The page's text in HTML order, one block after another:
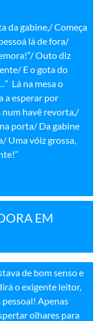
da gabine,/ Começa
lá de fora/
Outo diz
E o gota do
Lá na mesa o
a esperar por
num havê revorta,/
porta/ Da gabine
Uma vóiz grossa,
EM
de bom senso e
o exigente leitor,
Apenas
olhares para